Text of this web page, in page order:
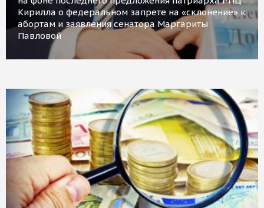
Кирилла о федеральном запрете на «склонение» к
абортам и заявления сенатора Маргариты
Павловой